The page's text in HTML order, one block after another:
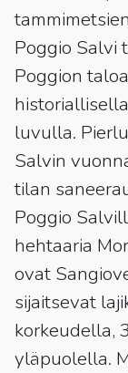
Poggio Salvi
Poggion
luvulla.
Salvin
tilan
Poggio
hehtaaria
ovat
sijaitsevat
korkeudella,
yläpuolella.